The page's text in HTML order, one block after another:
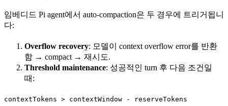
임베디드 Pi agent에서 auto-compaction은 두 경우에 트리거됩니
다:
Overflow recovery: 모델이 context overflow error를 반환
함 → compact → 재시도.
Threshold maintenance: 성공적인 turn 후 다음 조건일
때:
contextTokens > contextWindow - reserveTokens